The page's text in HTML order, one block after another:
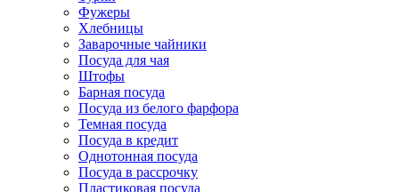
Фужеры
Хлебницы
Заварочные чайники
Посуда для чая
Штофы
Барная посуда
Посуда из белого фарфора
Темная посуда
Посуда в кредит
Однотонная посуда
Посуда в рассрочку
Пластиковая посуда